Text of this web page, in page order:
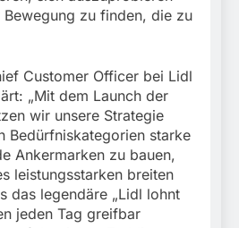
zu finden, die zu
Customer Officer bei Lidl
„Mit dem Launch der
wir unsere Strategie
Bedürfniskategorien starke
Ankermarken zu bauen,
leistungsstarken breiten
das legendäre „Lidl lohnt
jeden Tag greifbar